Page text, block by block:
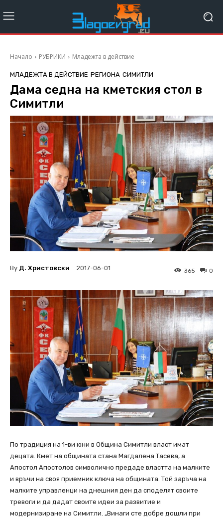
Начало РУБРИКИ Младежта в действие
МЛАДЕЖТА В ДЕЙСТВИЕ РЕГИОНА СИМИТЛИ
Дама седна на кметския стол в
Симитли
By Д. Христовски 2017-06-01 0
365
По традиция на 1-ви юни в Община Симитли власт имат
децата. Кмет на общината стана Магдалена Тасева, а
Апостол Апостолов символично предаде властта на малките
и връчи на своя приемник ключа на общината. Той заръча на
малките управленци на днешния ден да споделят своите
тревоги и да дадат своите идеи за развитие и
модернизиране на Симитли. „Винаги сте добре дошли при